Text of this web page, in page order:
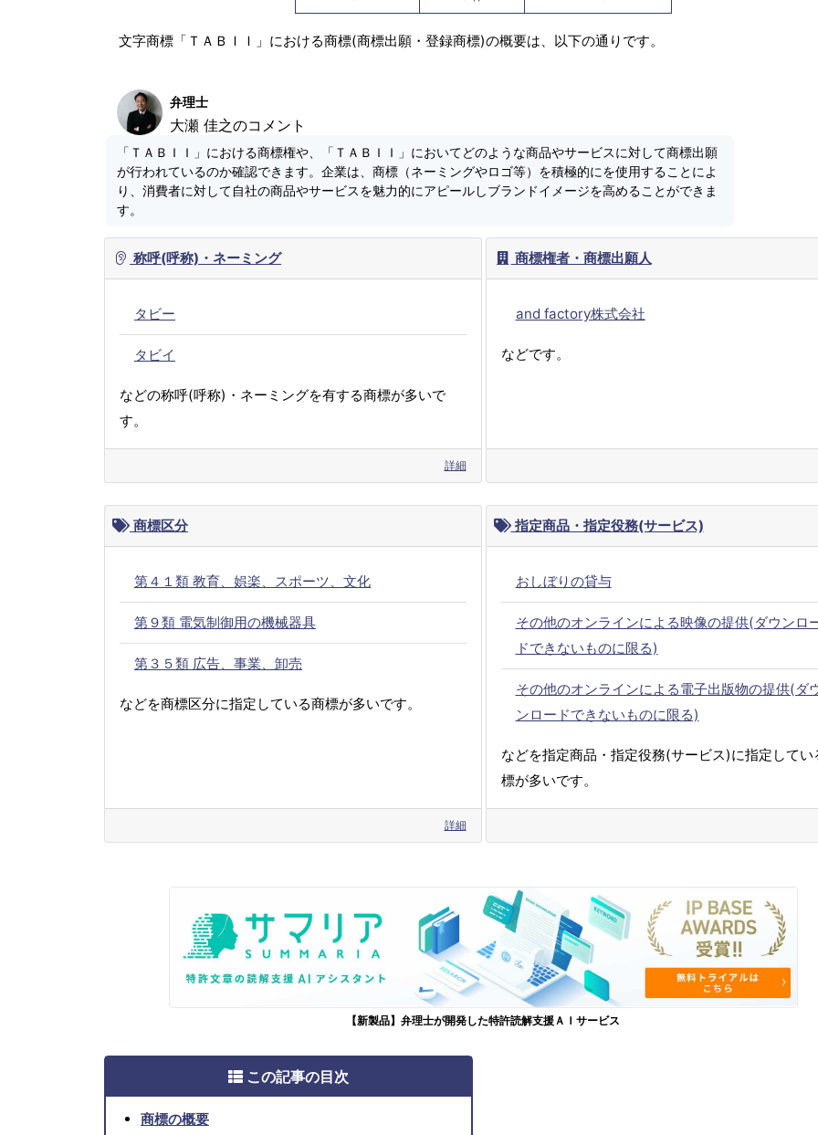
文字商標「ＴＡＢＩＩ」における商標(商標出願・登録商標)の概要は、以下の通りです。
弁理士
大瀬 佳之のコメント
「ＴＡＢＩＩ」における商標権や、「ＴＡＢＩＩ」においてどのような商品やサービスに対して商標出願
が行われているのか確認できます。企業は、商標（ネーミングやロゴ等）を積極的にを使用することによ
り、消費者に対して自社の商品やサービスを魅力的にアピールしブランドイメージを高めることができま
す。
称呼(呼称)・ネーミング
タビー
タビイ
などの称呼(呼称)・ネーミングを有する商標が多いで
す。
詳細
商標権者・商標出願人
and factory株式会社
などです。
商標区分
第４１類 教育、娯楽、スポーツ、文化
第９類 電気制御用の機械器具
第３５類 広告、事業、卸売
などを商標区分に指定している商標が多いです。
詳細
指定商品・指定役務(サービス)
おしぼりの貸与
その他のオンラインによる映像の提供(ダウンロ
ドできないものに限る)
その他のオンラインによる電子出版物の提供(ダ
ンロードできないものに限る)
などを指定商品・指定役務(サービス)に指定してい
標が多いです。
【新製品】弁理士が開発した特許読解支援ＡＩサービス
この記事の目次
商標の概要